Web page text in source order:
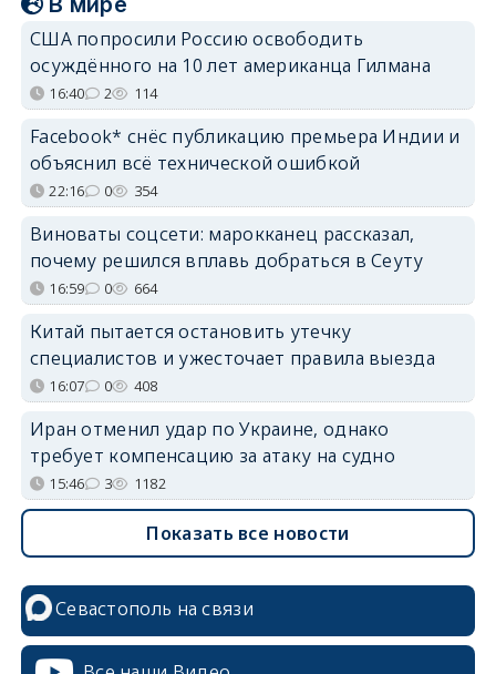
США попросили Россию освободить
осуждённого на 10 лет американца Гилмана
16:40 2 114
Facebook* снёс публикацию премьера Индии и
объяснил всё технической ошибкой
22:16 0 354
Виноваты соцсети: марокканец рассказал,
почему решился вплавь добраться в Сеуту
16:59 0 664
Китай пытается остановить утечку
специалистов и ужесточает правила выезда
16:07 0 408
Иран отменил удар по Украине, однако
требует компенсацию за атаку на судно
15:46 3 1182
Показать все новости
Севастополь на связи